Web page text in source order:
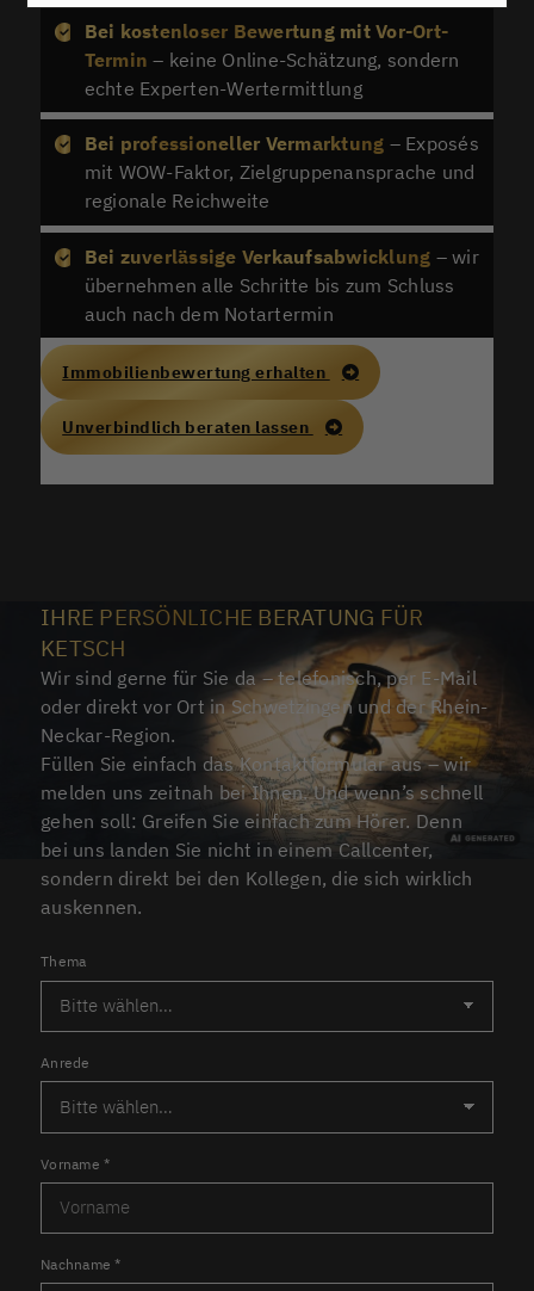
Bei kostenloser Bewertung mit Vor-Ort-
Termin– keine Online-Schätzung, sondern
echte Experten-Wertermittlung
Bei professioneller Vermarktung – Exposés
mit WOW-Faktor, Zielgruppenansprache und
regionale Reichweite
Bei zuverlässige Verkaufsabwicklung – wir
übernehmen alle Schritte bis zum Schluss
auch nach dem Notartermin
Immobilienbewertung erhalten
Unverbindlich beraten lassen
IHRE PERSÖNLICHE BERATUNG FÜR
KETSCH
Wir sind gerne für Sie da – telefonisch, per E-Mail
oder direkt vor Ort in Schwetzingen und der Rhein-
Neckar-Region.
Füllen Sie einfach das Kontaktformular aus – wir
melden uns zeitnah bei Ihnen. Und wenn’s schnell
gehen soll: Greifen Sie einfach zum Hörer. Denn
bei uns landen Sie nicht in einem Callcenter,
sondern direkt bei den Kollegen, die sich wirklich
auskennen.
Thema
Anrede
Vorname*
Nachname*